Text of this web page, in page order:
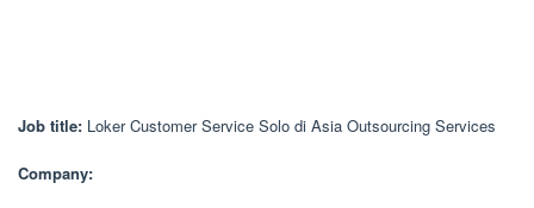
Job title: Loker Customer Service Solo di Asia Outsourcing Services
Company: